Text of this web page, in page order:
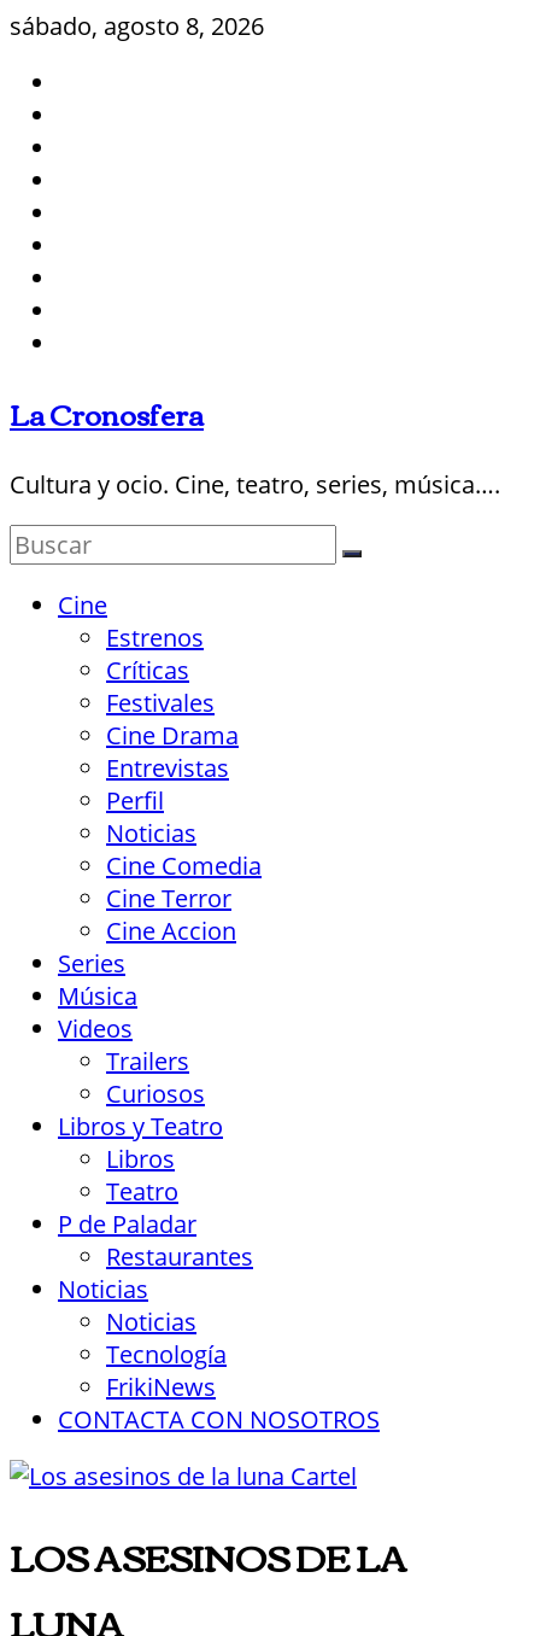
Saltar
contenido
sábado, agosto 8, 2026
La Cronosfera
Cultura y ocio. Cine, teatro, series, música….
Cine
Estrenos
Críticas
Festivales
Cine Drama
Entrevistas
Perfil
Noticias
Cine Comedia
Cine Terror
Cine Accion
Series
Música
Videos
Trailers
Curiosos
Libros y Teatro
Libros
Teatro
P de Paladar
Restaurantes
Noticias
Noticias
Tecnología
FrikiNews
CONTACTA CON NOSOTROS
LOS ASESINOS DE LA
LUNA